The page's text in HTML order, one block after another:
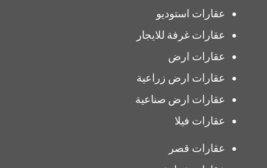
عقارات استوديو
عقارات غرفة للايجار
عقارات ارض
عقارات ارض زراعية
عقارات ارض صناعية
عقارات فيلا
عقارات قصر